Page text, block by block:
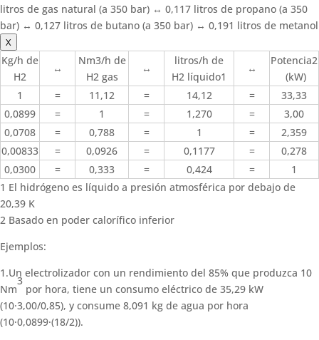
litros de gas natural (a 350 bar) ↔ 0,117 litros de propano (a 350
bar) ↔ 0,127 litros de butano (a 350 bar) ↔ 0,191 litros de metanol
X
Kg/h de
H2
↔
Nm3/h de
H2 gas
↔
litros/h de
H2 líquido1
↔
Potencia2
(kW)
1
= 11,12 = 14,12 =
33,33
0,0899
= 1 = 1,270 =
3,00
0,0708
= 0,788 = 1 =
2,359
0,00833
= 0,0926 = 0,1177 =
0,278
0,0300
= 0,333 = 0,424 =
1
1 El hidrógeno es líquido a presión atmosférica por debajo de
20,39 K
2 Basado en poder calorífico inferior
Ejemplos:
1.Un electrolizador con un rendimiento del 85% que produzca 10
Nm
3
por hora, tiene un consumo eléctrico de 35,29 kW
(10·3,00/0,85), y consume 8,091 kg de agua por hora
(10·0,0899·(18/2)).